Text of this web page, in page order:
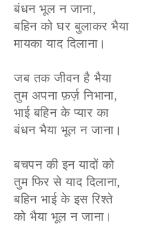
बंधन भूल न जाना,
बहिन को घर बुलाकर भैया
मायका याद दिलाना।
जब तक जीवन है भैया
तुम अपना फ़र्ज़ निभाना,
भाई बहिन के प्यार का
बंधन भैया भूल न जाना।
बचपन की इन यादों को
तुम फिर से याद दिलाना,
बहिन भाई के इस रिश्ते
को भैया भूल न जाना।